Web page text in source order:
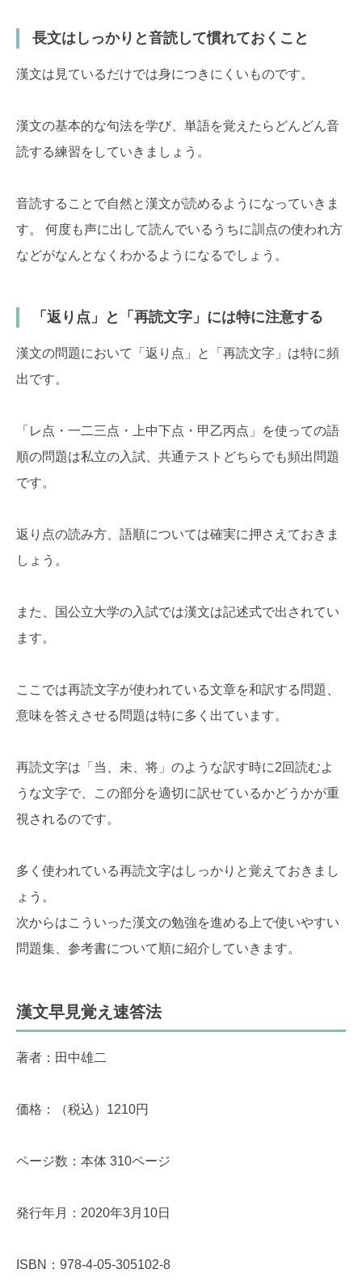
長文はしっかりと音読して慣れておくこと
漢文は見ているだけでは身につきにくいものです。
漢文の基本的な句法を学び、単語を覚えたらどんどん音
読する練習をしていきましょう。
音読することで自然と漢文が読めるようになっていきま
す。 何度も声に出して読んでいるうちに訓点の使われ方
などがなんとなくわかるようになるでしょう。
「返り点」と「再読文字」には特に注意する
漢文の問題において「返り点」と「再読文字」は特に頻
出です。
「レ点・一二三点・上中下点・甲乙丙点」を使っての語
順の問題は私立の入試、共通テストどちらでも頻出問題
です。
返り点の読み方、語順については確実に押さえておきま
しょう。
また、国公立大学の入試では漢文は記述式で出されてい
ます。
ここでは再読文字が使われている文章を和訳する問題、
意味を答えさせる問題は特に多く出ています。
再読文字は「当、未、将」のような訳す時に2回読むよ
うな文字で、この部分を適切に訳せているかどうかが重
視されるのです。
多く使われている再読文字はしっかりと覚えておきまし
ょう。
次からはこういった漢文の勉強を進める上で使いやすい
問題集、参考書について順に紹介していきます。
漢文早見覚え速答法
著者：田中雄二
価格：（税込）1210円
ページ数：本体 310ページ
発行年月：2020年3月10日
ISBN：978-4-05-305102-8